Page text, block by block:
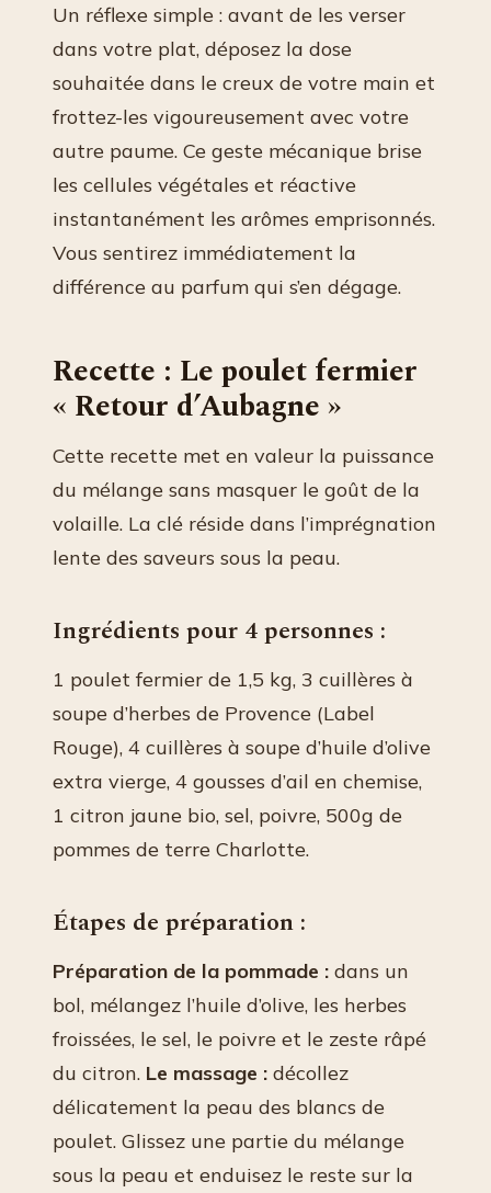
Un réflexe simple : avant de les verser
dans votre plat, déposez la dose
souhaitée dans le creux de votre main et
frottez-les vigoureusement avec votre
autre paume. Ce geste mécanique brise
les cellules végétales et réactive
instantanément les arômes emprisonnés.
Vous sentirez immédiatement la
différence au parfum qui s’en dégage.
Recette : Le poulet fermier
« Retour d’Aubagne »
Cette recette met en valeur la puissance
du mélange sans masquer le goût de la
volaille. La clé réside dans l’imprégnation
lente des saveurs sous la peau.
Ingrédients pour 4 personnes :
1 poulet fermier de 1,5 kg, 3 cuillères à
soupe d’herbes de Provence (Label
Rouge), 4 cuillères à soupe d’huile d’olive
extra vierge, 4 gousses d’ail en chemise,
1 citron jaune bio, sel, poivre, 500g de
pommes de terre Charlotte.
Étapes de préparation :
Préparation de la pommade : dans un
bol, mélangez l’huile d’olive, les herbes
froissées, le sel, le poivre et le zeste râpé
du citron. Le massage : décollez
délicatement la peau des blancs de
poulet. Glissez une partie du mélange
sous la peau et enduisez le reste sur la